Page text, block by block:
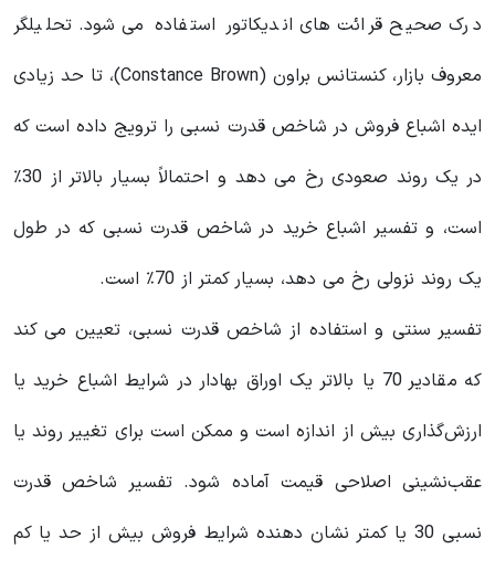
درک صحیح قرائت های اندیکاتور استفاده می شود. تحلیلگر
معروف بازار، کنستانس براون (Constance Brown)، تا حد زیادی
ایده اشباع فروش در شاخص قدرت نسبی را ترویج داده است که
در یک روند صعودی رخ می دهد و احتمالاً بسیار بالاتر از 30٪
است، و تفسیر اشباع خرید در شاخص قدرت نسبی که در طول
یک روند نزولی رخ می دهد، بسیار کمتر از 70٪ است.
تفسیر سنتی و استفاده از شاخص قدرت نسبی، تعیین می کند
که مقادیر 70 یا بالاتر یک اوراق بهادار در شرایط اشباع خرید یا
ارزش‌گذاری بیش از اندازه است و ممکن است برای تغییر روند یا
عقب‌نشینی اصلاحی قیمت آماده شود. تفسیر شاخص قدرت
نسبی 30 یا کمتر نشان دهنده شرایط فروش بیش از حد یا کم